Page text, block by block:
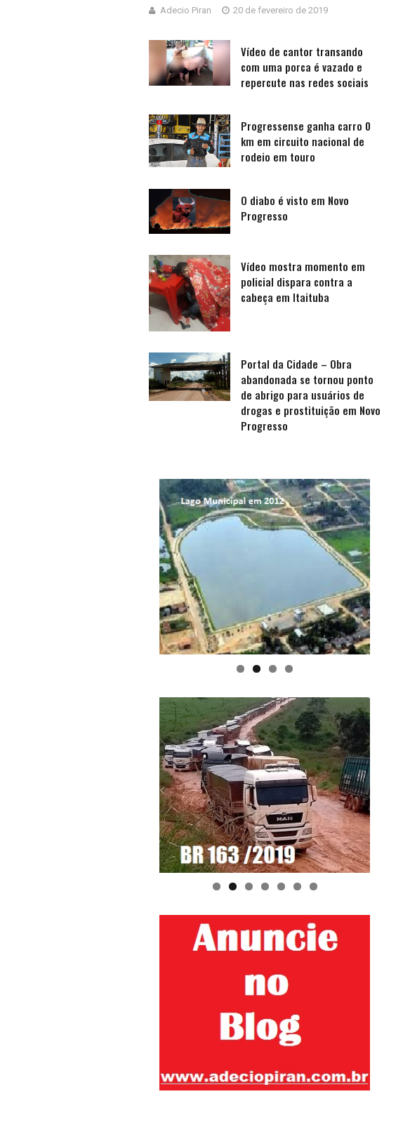
Adecio Piran 20 de fevereiro de 2019
Vídeo de cantor transando
com uma porca é vazado e
repercute nas redes sociais
Progressense ganha carro 0
km em circuito nacional de
rodeio em touro
O diabo é visto em Novo
Progresso
Vídeo mostra momento em
policial dispara contra a
cabeça em Itaituba
Portal da Cidade – Obra
abandonada se tornou ponto
de abrigo para usuários de
drogas e prostituição em Novo
Progresso